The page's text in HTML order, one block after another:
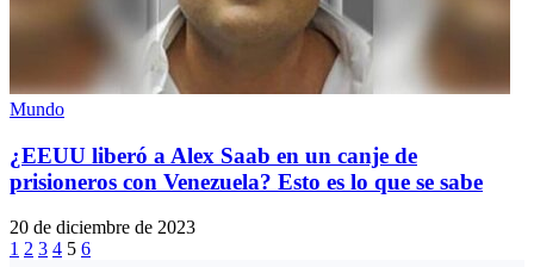
Mundo
¿EEUU liberó a Alex Saab en un canje de
prisioneros con Venezuela? Esto es lo que se sabe
20 de diciembre de 2023
1 2 3 4 5 6